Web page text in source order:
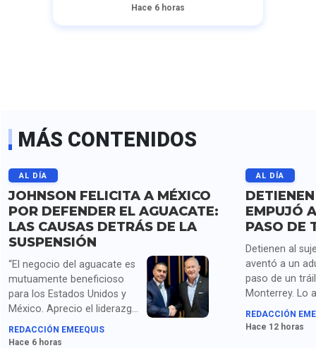
Hace 6 horas
MÁS CONTENIDOS
AL DÍA
JOHNSON FELICITA A MÉXICO
POR DEFENDER EL AGUACATE:
LAS CAUSAS DETRÁS DE LA
SUSPENSIÓN
“El negocio del aguacate es
mutuamente beneficioso
para los Estados Unidos y
México. Aprecio el liderazgo
de la presidenta Sheinbaum
y los compromisos de
REDACCIÓN EMEEQUIS
Hace 6 horas
AL DÍA
EMPUJÓ
PASO DE
Detienen al
aventó a un
paso de un
Monterrey. Lo
homicidio y
droga.
REDACCIÓN
Hace 12 horas